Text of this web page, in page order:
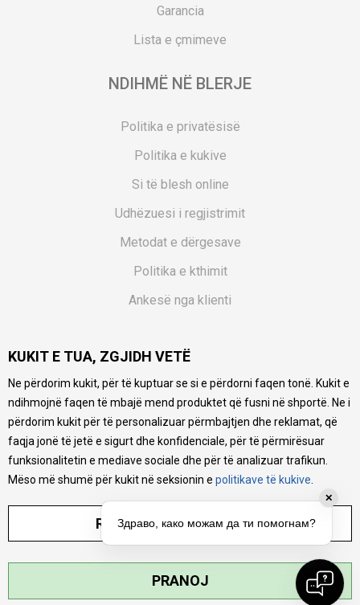
Garancia
Lista e çmimeve
NDIHMË NË BLERJE
Politika e privatësisë
Politika e kukive
Si të blesh online
Udhëzuesi i regjistrimit
Metodat e dërgesave
Politika e kthimit
Ankesë nga klienti
Pyetjet më të shpeshta
Ne bëjmë çmos që të ofrojmë një përshkrim sa më të saktë
të produkteve tona, ofrojmë edhe foto e çmimin, por nuk
mund të garantojmë që informacioni është i plotë e pa
gabime. Të gjitha produktet janë pjesë e portfolios sonë, por
kjo nuk do të thotë se janë në gjendje në çdo çast.
, ZHVILLUAR NGANB SOFT
. TË GJITHA TË DREJTAT E
KUKIT E TUA, ZGJIDH VETË
Ne përdorim kukit, për të kuptuar se si e përdorni faqen tonë. Kukit e
ndihmojnë faqen të mbajë mend produktet që fusni në shportë. Ne i
përdorim kukit për të personalizuar përmbajtjen dhe reklamat, që
faqja jonë të jetë e sigurt dhe konfidenciale, për të përmirësuar
funksionalitetin e mediave sociale dhe për të analizuar trafikun.
Mëso më shumë për kukit në seksionin e politikave të kukive
RREGULLO PARAMETRAT
PRANOJ
✕
Здраво, како можам да ти помогнам?